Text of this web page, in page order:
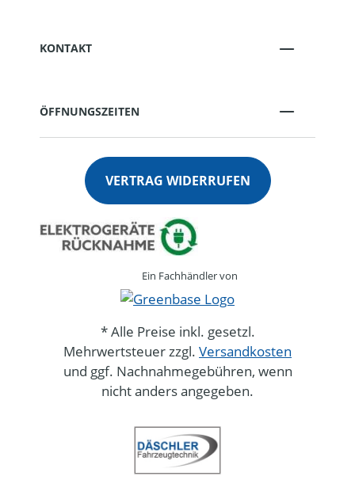
KONTAKT
ÖFFNUNGSZEITEN
VERTRAG WIDERRUFEN
Ein Fachhändler von
* Alle Preise inkl. gesetzl.
Mehrwertsteuer zzgl. Versandkosten
und ggf. Nachnahmegebühren, wenn
nicht anders angegeben.